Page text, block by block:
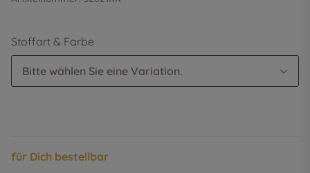
Stoffart & Farbe
Bitte wählen Sie eine Variation.
für Dich bestellbar